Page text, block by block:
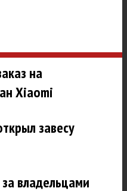
на
Xiaomi
завесу
владельцами